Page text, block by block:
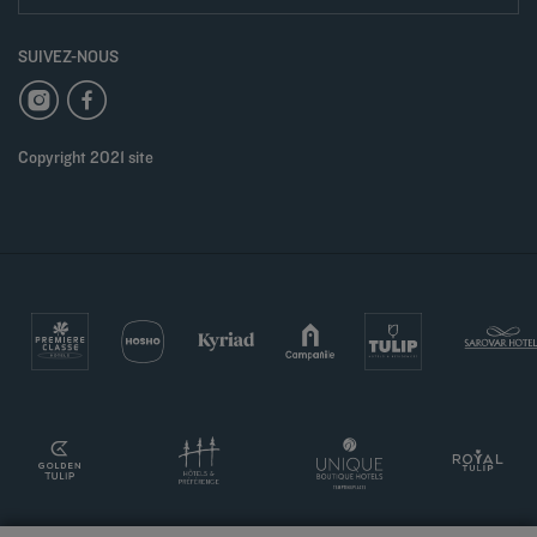
SUIVEZ-NOUS
Copyright 2021 site